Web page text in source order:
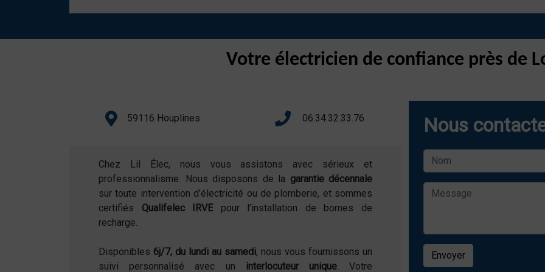
Votre électricien de confiance près de
59116 Houplines 06.34.32.33.76
Chez Lil Élec, nous vous assistons avec sérieux et
professionnalisme. Nous disposons de la garantie décennale
sur toute intervention d’électricité ou de plomberie, et sommes
certifiés Qualifelec IRVEpour l’installation de bornes de
recharge.
Disponibles 6j/7, du lundi au samedi, nous vous fournissons un
suivi personnalisé avec un
interlocuteur unique. Votre
Nous
Envoyer